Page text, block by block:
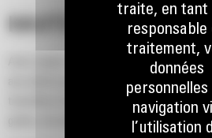
HAUTES
Avec jusqu'à 10 % de capacité de
aux autres grappins en demi-coquille
transférer de larges volumes de
grains, du charbon, du sable et du gravier.
traite, en tant
responsable
traitement,
données
personnelles
navigation
l’utilisation